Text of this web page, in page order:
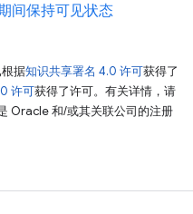
间保持可见状态
据知识共享署名 4.0 许可获得了
许可获得了许可。有关详情，请
Oracle 和/或其关联公司的注册